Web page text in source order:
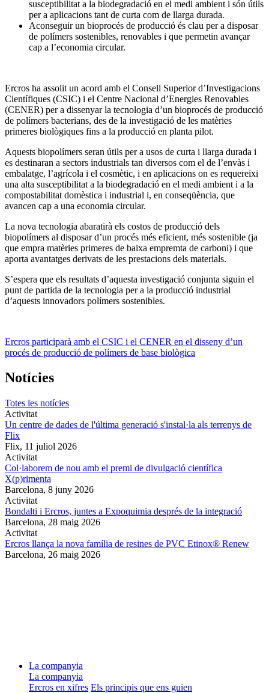
susceptibilitat a la biodegradació en el medi ambient i són útils
per a aplicacions tant de curta com de llarga durada.
Aconseguir un bioprocés de producció és clau per a disposar
de polímers sostenibles, renovables i que permetin avançar
cap a l’economia circular.
Ercros ha assolit un acord amb el Consell Superior d’Investigacions
Científiques (CSIC) i el Centre Nacional d’Energies Renovables
(CENER) per a dissenyar la tecnologia d’un bioprocés de producció
de polímers bacterians, des de la investigació de les matèries
primeres biològiques fins a la producció en planta pilot.
Aquests biopolímers seran útils per a usos de curta i llarga durada i
es destinaran a sectors industrials tan diversos com el de l’envàs i
embalatge, l’agrícola i el cosmètic, i en aplicacions on es requereixi
una alta susceptibilitat a la biodegradació en el medi ambient i a la
compostabilitat domèstica i industrial i, en conseqüència, que
avancen cap a una economia circular.
La nova tecnologia abaratirà els costos de producció dels
biopolímers al disposar d’un procés més eficient, més sostenible (ja
que empra matèries primeres de baixa empremta de carboni) i que
aporta avantatges derivats de les prestacions dels materials.
S’espera que els resultats d’aquesta investigació conjunta siguin el
punt de partida de la tecnologia per a la producció industrial
d’aquests innovadors polímers sostenibles.
Ercros participarà amb el CSIC i el CENER en el disseny d’un
procés de producció de polímers de base biològica
Notícies
Totes les notícies
Activitat
Un centre de dades de l'última generació s'instal·la als terrenys de
Flix
Flix, 11 juliol 2026
Activitat
Col·laborem de nou amb el premi de divulgació científica
X(p)rimenta
Barcelona, 8 juny 2026
Activitat
Bondalti i Ercros, juntes a Expoquimia després de la integració
Barcelona, 28 maig 2026
Activitat
Ercros llança la nova família de resines de PVC Etinox® Renew
Barcelona, 26 maig 2026
La companyia
La companyia
Ercros en xifres Els principis que ens guien